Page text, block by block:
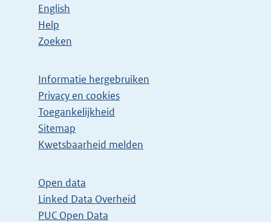
English
Help
Zoeken
Informatie hergebruiken
Privacy en cookies
Toegankelijkheid
Sitemap
Kwetsbaarheid melden
Open data
Linked Data Overheid
PUC Open Data